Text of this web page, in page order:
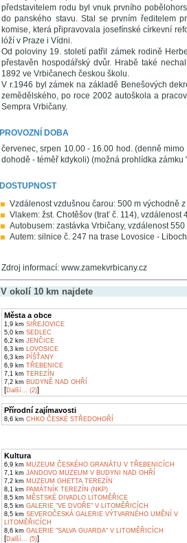
představitelem rodu byl vnuk prvního
do panského stavu. Stal se prvním ředitelem
komise, která připravovala josefínské církevní
lóží v Praze i Vídni.
Od poloviny 19. století patřil zámek rodině
přestavěn hospodářský dvůr. Hrabě také
1892 ve Vrbičanech českou školu.
V r.1946 byl zámek na základě Benešových
zemědělského, po roce 2002 autoškola a
Sempra Vrbičany.
PROVOZNÍ DOBA
červenec, srpen 10.00 - 16.00 hod. (denně
dohodě - téměř kdykoli) (možná prohlídka zámku
DOSTUPNOST
Vzdálenost vzdušnou čarou: 500 m východně
Vlakem: žst. Chotěšov (trať č. 114), vzdálenost
Autobusem: zastávka Vrbičany, vzdálenost 550
Autem: silnice č. 247 na trase Lovosice -
Zdroj informací: www.zamekvrbicany.cz
V okolí 10 km najdete
Města a obce
1,9 km SIŘEJOVICE
5,0 km SEDLEC
6,2 km JENČICE
6,3 km LOVOSICE
6,3 km PÍŠŤANY
6,9 km TŘEBENICE
7,1 km TEREZÍN
7,2 km BUDYNĚ NAD OHŘÍ
[Další... (2)]
Přírodní zajímavosti
8,6 km CHKO ČESKÉ STŘEDOHOŘÍ
Kultura
6,9 km MUZEUM ČESKÉHO GRANÁTU V TŘEBENICÍCH
7,1 km JANDOVO MUZEUM V BUDYNI NAD OHŘÍ
7,2 km MUZEUM GHETTA TEREZÍN
8,1 km PAMÁTNÍK TEREZÍN (NKP)
8,5 km MĚSTSKÉ DIVADLO LITOMĚŘICE
8,5 km GALERIE "VE DVOŘE" V LITOMĚŘICÍCH
8,5 km SEVEROČESKÁ GALERIE VÝTVARNÉHO UMĚNÍ V
LITOMĚŘICÍCH
8,6 km GALERIE "SALVA GUARDA" V LITOMĚŘICÍCH
[Další... (5)]